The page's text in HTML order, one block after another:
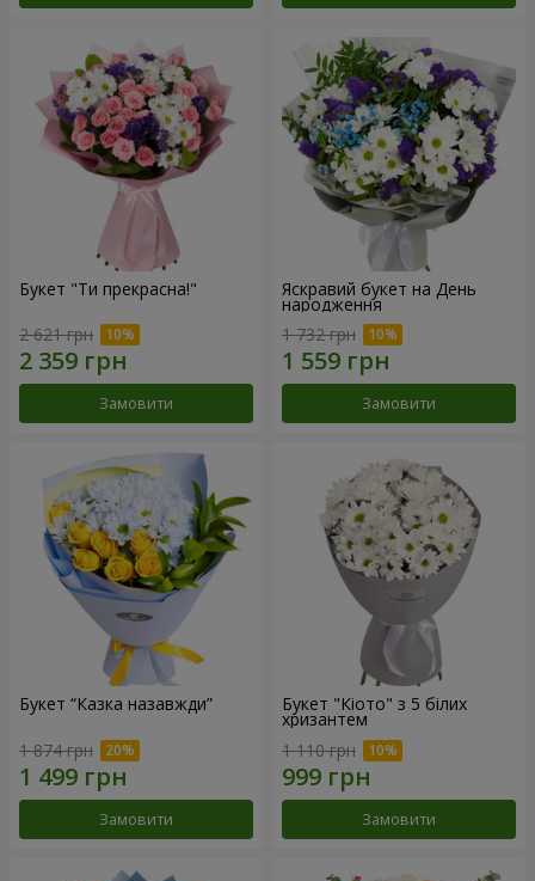
Букет "Ти прекрасна!"
2 621 грн
Замовити
Яскравий букет на День
народження
1 732 грн
Замовити
Букет “Казка назавжди”
1 874 грн
Замовити
Букет "Кіото" з 5 білих
хризантем
1 110 грн
Замовити